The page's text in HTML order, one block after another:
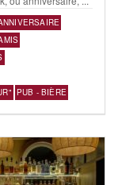
PUB - BIÈRE